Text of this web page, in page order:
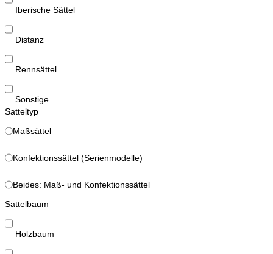
Iberische Sättel
Distanz
Rennsättel
Sonstige
Satteltyp
Maßsättel
Konfektionssättel (Serienmodelle)
Beides: Maß- und Konfektionssättel
Sattelbaum
Holzbaum